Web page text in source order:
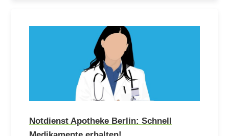
Notdienst Apotheke Berlin: Schnell